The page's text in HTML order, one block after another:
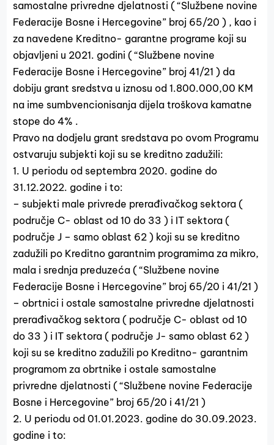
samostalne privredne djelatnosti ( “Službene novine
Federacije Bosne i Hercegovine” broj 65/20 ) , kao i
za navedene Kreditno- garantne programe koji su
objavljeni u 2021. godini ( “Službene novine
Federacije Bosne i Hercegovine” broj 41/21 ) da
dobiju grant sredstva u iznosu od 1.800.000,00 KM
na ime sumbvencionisanja dijela troškova kamatne
stope do 4% .
Pravo na dodjelu grant sredstava po ovom Programu
ostvaruju subjekti koji su se kreditno zadužili:
1. U periodu od septembra 2020. godine do
31.12.2022. godine i to:
– subjekti male privrede prerađivačkog sektora (
područje C- oblast od 10 do 33 ) i IT sektora (
područje J – samo oblast 62 ) koji su se kreditno
zadužili po Kreditno garantnim programima za mikro,
mala i srednja preduzeća ( “Službene novine
Federacije Bosne i Hercegovine” broj 65/20 i 41/21 )
– obrtnici i ostale samostalne privredne djelatnosti
prerađivačkog sektora ( područje C- oblast od 10
do 33 ) i IT sektora ( područje J- samo oblast 62 )
koji su se kreditno zadužili po Kreditno- garantnim
programom za obrtnike i ostale samostalne
privredne djelatnosti ( “Službene novine Federacije
Bosne i Hercegovine” broj 65/20 i 41/21 )
2. U periodu od 01.01.2023. godine do 30.09.2023.
godine i to: